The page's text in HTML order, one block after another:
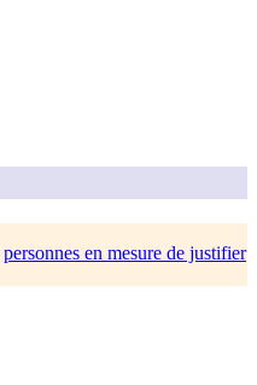
personnes en mesure de justifier